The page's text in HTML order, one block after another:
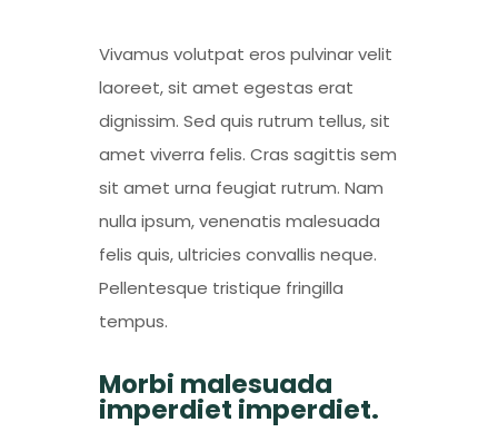
Vivamus volutpat eros pulvinar velit
laoreet, sit amet egestas erat
dignissim. Sed quis rutrum tellus, sit
amet viverra felis. Cras sagittis sem
sit amet urna feugiat rutrum. Nam
nulla ipsum, venenatis malesuada
felis quis, ultricies convallis neque.
Pellentesque tristique fringilla
tempus.
Morbi malesuada
imperdiet imperdiet.